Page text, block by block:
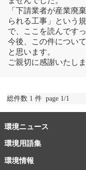
「下請業者が産業廃
られる工事」という
で、ここを読んです
今後、この件につい
と思います。
ご親切に感謝いたし
総件数 1 件 page 1/1
環境ニュース
環境用語集
環境情報